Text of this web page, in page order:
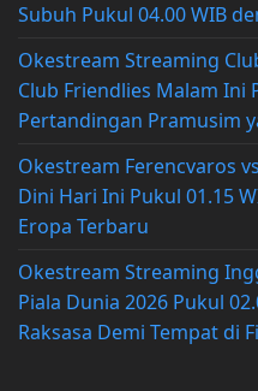
Subuh Pukul 04.00 WIB
Okestream Streaming
Club Friendlies Malam Ini
Pertandingan Pramusim
Okestream Ferencvaros
Dini Hari Ini Pukul 01.15
Eropa Terbaru
Okestream Streaming
Piala Dunia 2026 Pukul
Raksasa Demi Tempat di